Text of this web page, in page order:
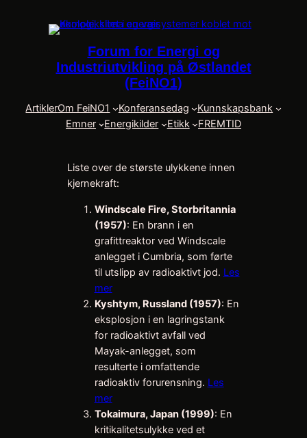
Forum for Energi og
Industriutvikling på Østlandet
(FeiNO1)
ArtiklerOm FeiNO1 Konferansedag
Kunnskapsbank
Emner
Energikilder Etikk FREMTID
Liste over de største ulykkene innen
kjernekraft:
Windscale Fire, Storbritannia
(1957): En brann i en
grafittreaktor ved Windscale
anlegget i Cumbria, som førte
til utslipp av radioaktivt jod. Les
mer
Kyshtym, Russland (1957): En
eksplosjon i en lagringstank
for radioaktivt avfall ved
Mayak-anlegget, som
resulterte i omfattende
radioaktiv forurensning. Les
mer
Tokaimura, Japan (1999): En
kritikalitetsulykke ved et